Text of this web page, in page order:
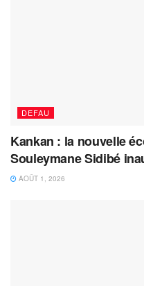
DEFAU
Kankan : la nouvelle
Souleymane Sidibé
AOÛT 1, 2026